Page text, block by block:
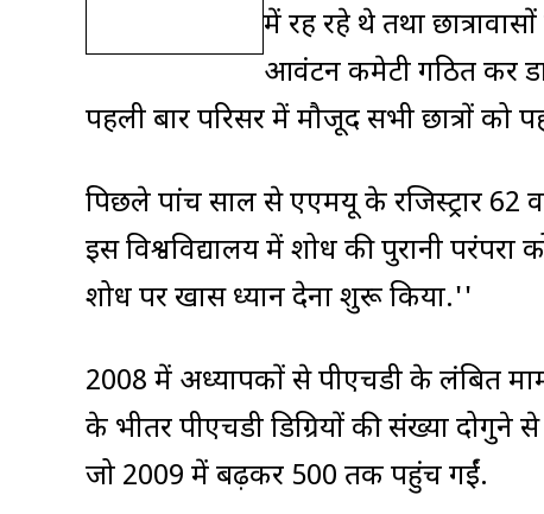
में रह रहे थे तथा
आवंटन कमेटी गठित कर
पहली बार परिसर में मौजूद सभी छात्रों को
पिछले पांच साल से एएमयू के रजिस्ट्रार 62
इस विश्वविद्यालय में शोध की पुरानी
शोध पर खास ध्यान देना शुरू किया.''
2008 में अध्यापकों से पीएचडी के लंबित
के भीतर पीएचडी डिग्रियों की संख्या दोगुने
जो 2009 में बढ़कर 500 तक पहुंच गईं.